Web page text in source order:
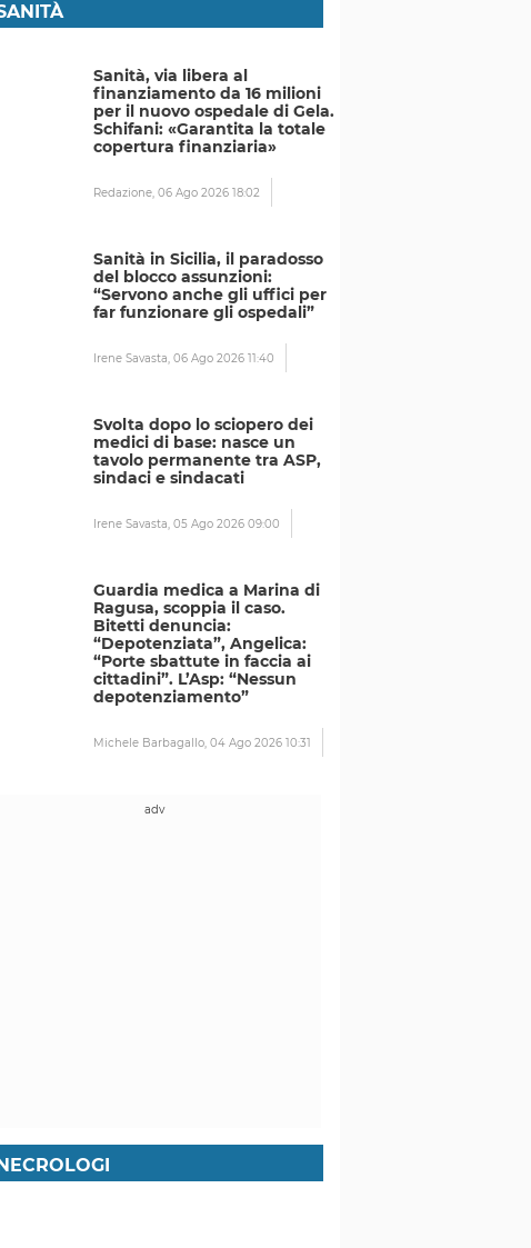
Sanità, via libera al
finanziamento da 16 milioni
per il nuovo ospedale di Gela.
Schifani: «Garantita la totale
copertura finanziaria»
Redazione, 06 Ago 2026 18:02
Sanità in Sicilia, il paradosso
del blocco assunzioni:
“Servono anche gli uffici per
far funzionare gli ospedali”
Irene Savasta, 06 Ago 2026 11:40
Svolta dopo lo sciopero dei
medici di base: nasce un
tavolo permanente tra ASP,
sindaci e sindacati
Irene Savasta, 05 Ago 2026 09:00
Guardia medica a Marina di
Ragusa, scoppia il caso.
Bitetti denuncia:
“Depotenziata”, Angelica:
“Porte sbattute in faccia ai
cittadini”. L’Asp: “Nessun
depotenziamento”
Michele Barbagallo, 04 Ago 2026 10:31